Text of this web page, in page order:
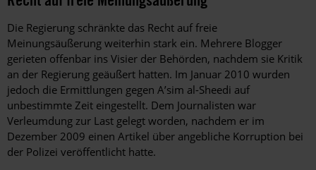
Die Regierung schränkte das Recht auf freie
Meinungsäußerung weiterhin stark ein. Mehrere Blogger
gerieten offenbar ins Visier der Behörden, nachdem sie Kritik
an der Regierung geäußert hatten. Im Januar 2010 wurden
jedoch die Ermittlungen gegen A’sim al-Sheedi auf
unbestimmte Zeit eingestellt. Dem Journalisten war
Verleumdung zur Last gelegt worden, nachdem er im
Dezember 2009 einen Artikel über angebliche Korruption bei
der Polizei veröffentlicht hatte.